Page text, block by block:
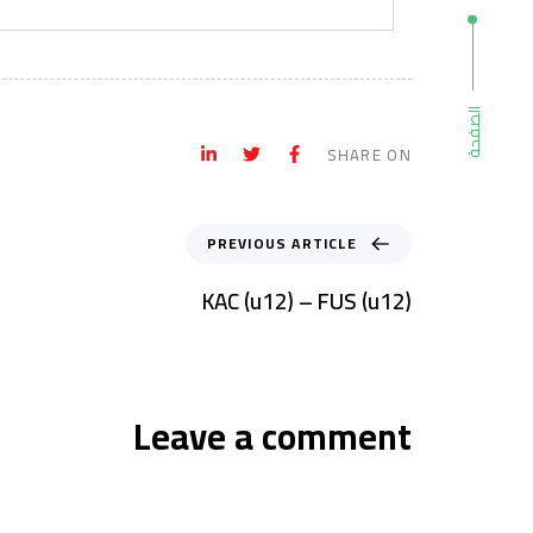
الصفحة SHARE ON
PREVIOUS ARTICLE
KAC (u12) – FUS (u12)
Leave a comment